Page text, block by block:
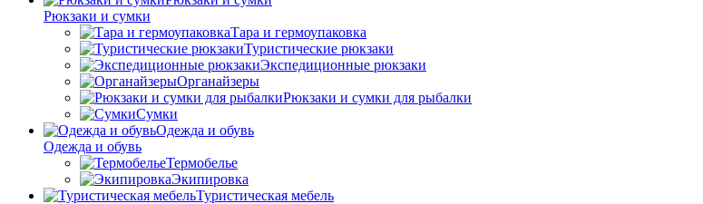
Рюкзаки и сумки
Тара и гермоупаковка
Туристические рюкзаки
Экспедиционные рюкзаки
Органайзеры
Рюкзаки и сумки для рыбалки
Сумки
Одежда и обувь
Одежда и обувь
Термобелье
Экипировка
Туристическая мебель